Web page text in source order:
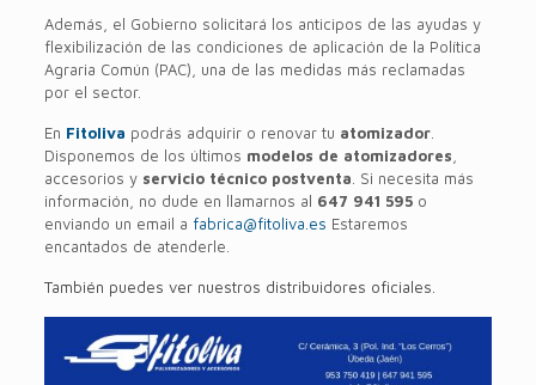
Además, el Gobierno solicitará los anticipos de las ayudas y
flexibilización de las condiciones de aplicación de la Política
Agraria Común (PAC), una de las medidas más reclamadas
por el sector.
En Fitoliva podrás adquirir o renovar tu atomizador.
Disponemos de los últimos modelos de atomizadores
accesorios yservicio técnico postventa . Si necesita más
información, no dude en llamarnos al 647 941 595o
enviando un email a fabrica@fitoliva.es Estaremos
encantados de atenderle.
También puedes ver nuestros distribuidores oficiales.